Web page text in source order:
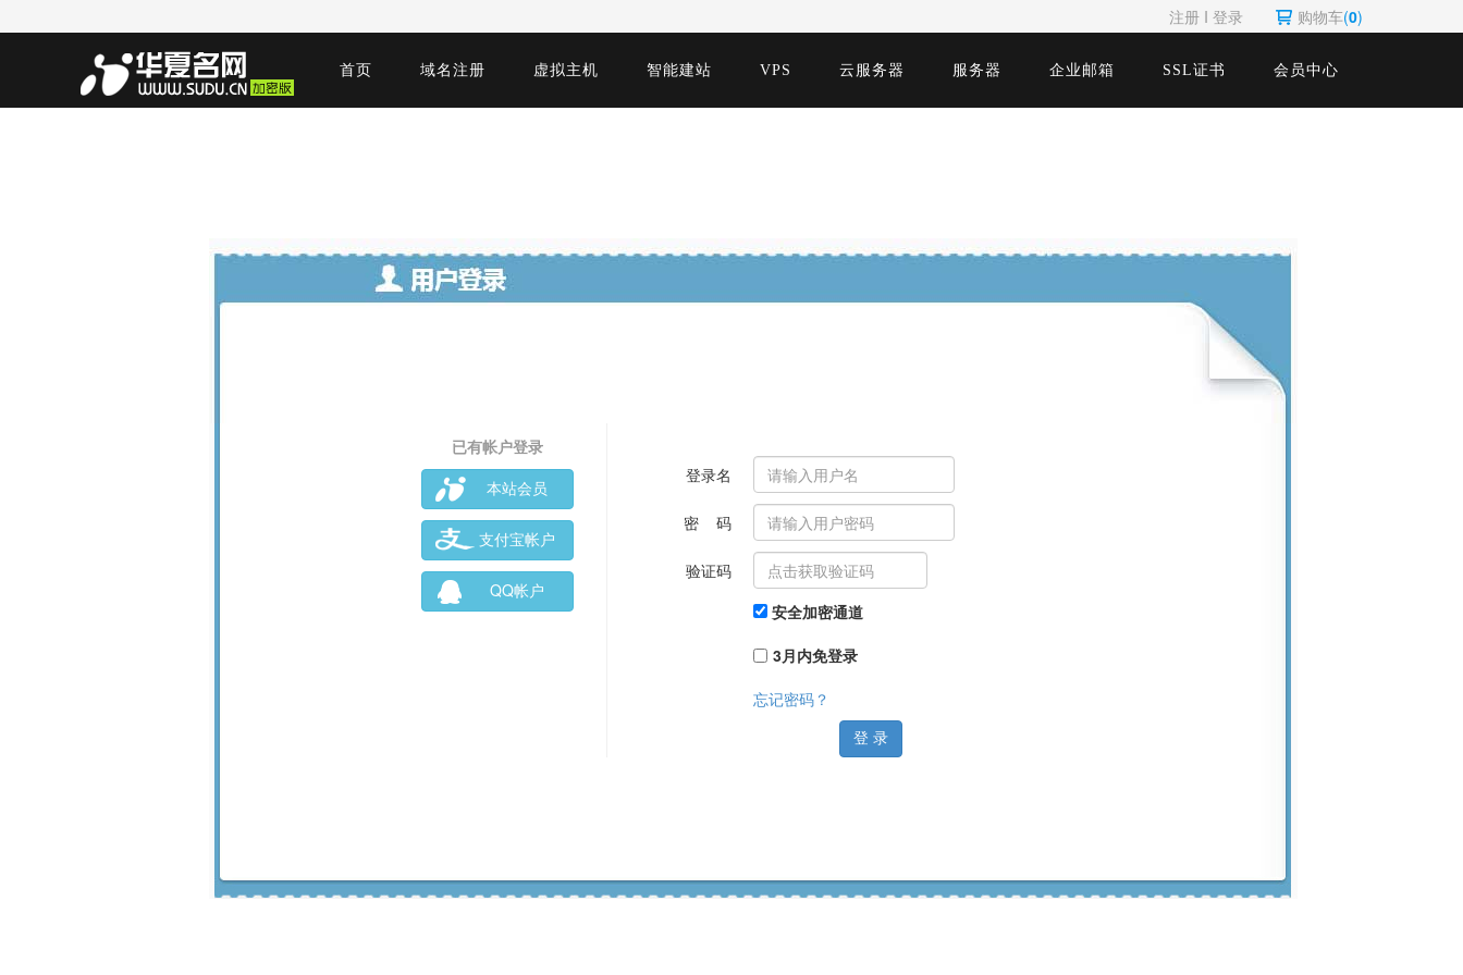
注册 Ι 登录 购物车(0)
首页 域名注册 虚拟主机 智能建站 VPS 云服务器 服务器 企业邮箱 SSL证书 会员中心
已有帐户登录
本站会员
支付宝帐户
QQ帐户
登录名
密 码
验证码
安全加密通道
3月内免登录
忘记密码？